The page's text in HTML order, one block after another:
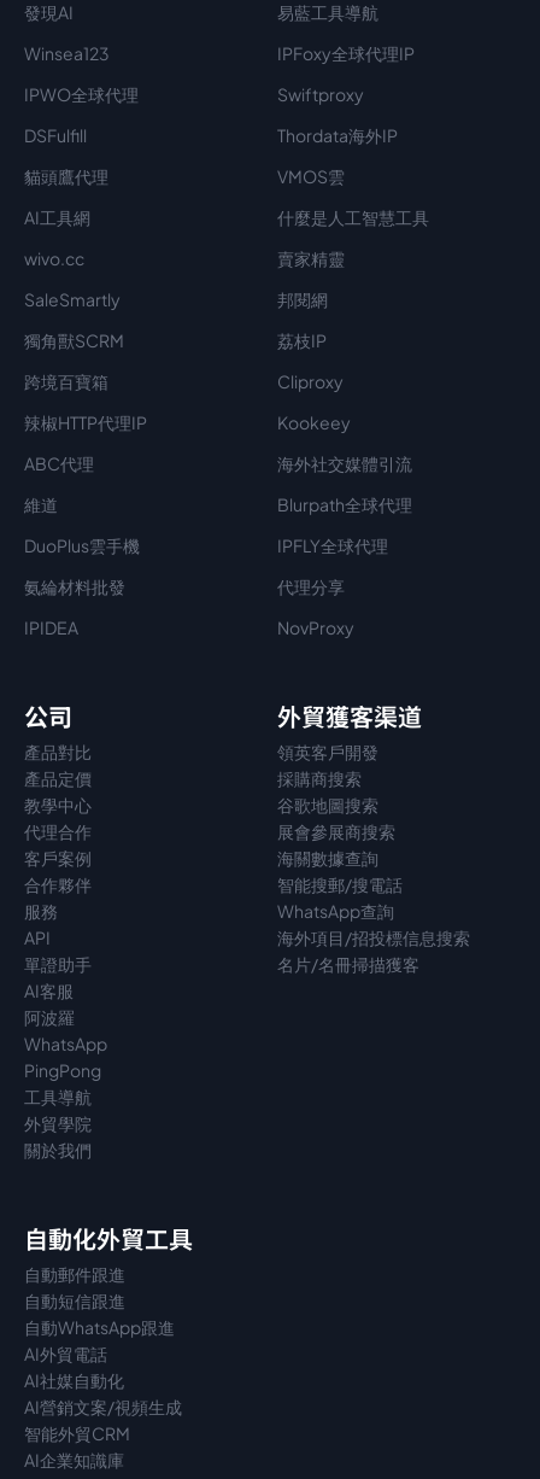
發現AI
易藍工具導航
Winsea123
IPFoxy全球代理IP
IPWO全球代理
Swiftproxy
DSFulfill
Thordata海外IP
貓頭鷹代理
VMOS雲
AI工具網
什麼是人工智慧工具
wivo.cc
賣家精靈
SaleSmartly
邦閱網
獨角獸SCRM
荔枝IP
跨境百寶箱
Cliproxy
辣椒HTTP代理IP
Kookeey
ABC代理
海外社交媒體引流
維道
Blurpath全球代理
DuoPlus雲手機
IPFLY全球代理
氨綸材料批發
代理分享
IPIDEA
NovProxy
公司
產品對比
產品定價
教學中心
代理合作
客戶案例
合作夥伴
服務
API
單證助手
AI客服
阿波羅
WhatsApp
PingPong
工具導航
外貿學院
關於我們
外貿獲客渠道
領英客戶開發
採購商搜索
谷歌地圖搜索
展會參展商搜索
海關數據查詢
智能搜郵/搜電話
WhatsApp查詢
海外項目/招投標信息搜索
名片/名冊掃描獲客
自動化外貿工具
自動郵件跟進
自動短信跟進
自動WhatsApp跟進
AI外貿電話
AI社媒自動化
AI營銷文案/視頻生成
智能外貿CRM
AI企業知識庫